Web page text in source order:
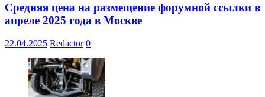
Средняя цена на размещение форумной ссылки в
апреле 2025 года в Москве
22.04.2025 Redactor 0